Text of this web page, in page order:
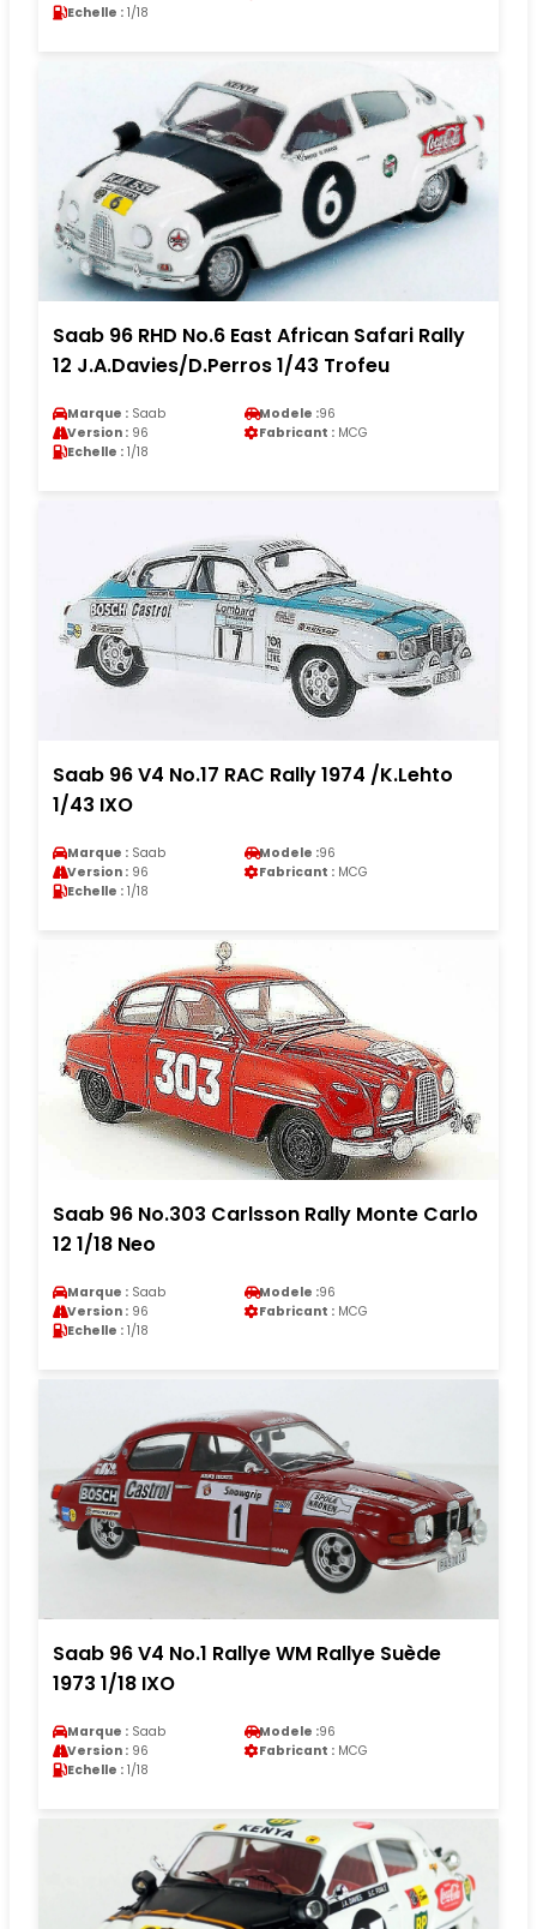
Echelle : 1/18
Saab 96 RHD No.6 East African Safari Rally
12 J.A.Davies/D.Perros 1/43 Trofeu
Marque : Saab Modele :96
Version : 96 Fabricant : MCG
Echelle : 1/18
Saab 96 V4 No.17 RAC Rally 1974 /K.Lehto
1/43 IXO
Marque : Saab Modele :96
Version : 96 Fabricant : MCG
Echelle : 1/18
Saab 96 No.303 Carlsson Rally Monte Carlo
12 1/18 Neo
Marque : Saab Modele :96
Version : 96 Fabricant : MCG
Echelle : 1/18
Saab 96 V4 No.1 Rallye WM Rallye Suède
1973 1/18 IXO
Marque : Saab Modele :96
Version : 96 Fabricant : MCG
Echelle : 1/18